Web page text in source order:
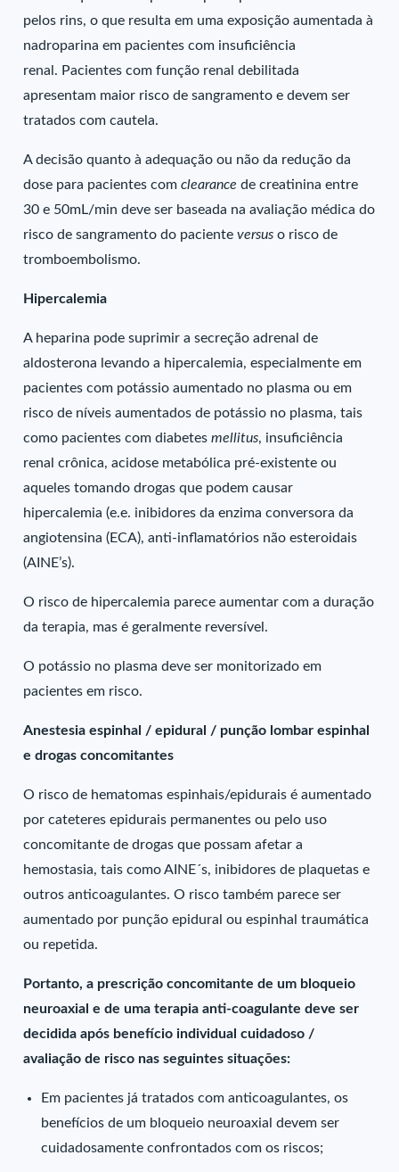
pelos rins, o que resulta em uma exposição aumentada à
nadroparina em pacientes com insuficiência
renal. Pacientes com função renal debilitada
apresentam maior risco de sangramento e devem ser
tratados com cautela.
A decisão quanto à adequação ou não da redução da
dose para pacientes comclearance de creatinina entre
30 e 50mL/min deve ser baseada na avaliação médica do
risco de sangramento do pacienteversus o risco de
tromboembolismo.
Hipercalemia
A heparina pode suprimir a secreção adrenal de
aldosterona levando a hipercalemia, especialmente em
pacientes com potássio aumentado no plasma ou em
risco de níveis aumentados de potássio no plasma, tais
como pacientes com diabetesmellitus, insuficiência
renal crônica, acidose metabólica pré-existente ou
aqueles tomando drogas que podem causar
hipercalemia (e.e. inibidores da enzima conversora da
angiotensina (ECA), anti-inflamatórios não esteroidais
(AINE’s).
O risco de hipercalemia parece aumentar com a duração
da terapia, mas é geralmente reversível.
O potássio no plasma deve ser monitorizado em
pacientes em risco.
Anestesia espinhal / epidural / punção lombar espinhal
e drogas concomitantes
O risco de hematomas espinhais/epidurais é aumentado
por cateteres epidurais permanentes ou pelo uso
concomitante de drogas que possam afetar a
hemostasia, tais como AINE´s, inibidores de plaquetas e
outros anticoagulantes. O risco também parece ser
aumentado por punção epidural ou espinhal traumática
ou repetida.
Portanto, a prescrição concomitante de um bloqueio
neuroaxial e de uma terapia anti-coagulante deve ser
decidida após benefício individual cuidadoso /
avaliação de risco nas seguintes situações:
Em pacientes já tratados com anticoagulantes, os
benefícios de um bloqueio neuroaxial devem ser
cuidadosamente confrontados com os riscos;